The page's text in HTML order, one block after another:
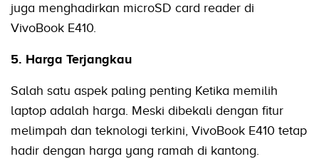
juga menghadirkan microSD card reader di
VivoBook E410.
5. Harga Terjangkau
Salah satu aspek paling penting Ketika memilih
laptop adalah harga. Meski dibekali dengan fitur
melimpah dan teknologi terkini, VivoBook E410 tetap
hadir dengan harga yang ramah di kantong.